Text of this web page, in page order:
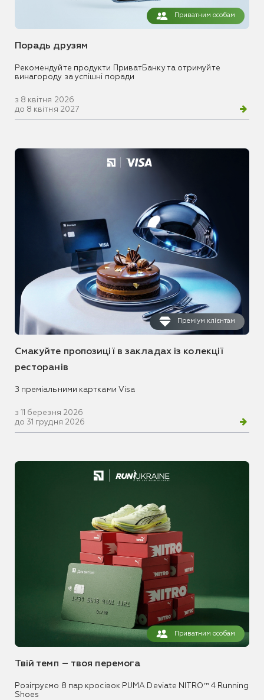
Приватним особам
Порадь друзям
Рекомендуйте продукти ПриватБанку та отримуйте
винагороду за успішні поради
з 8 квітня 2026
до 8 квітня 2027
Преміум клієнтам
Смакуйте пропозиції в закладах із колекції
ресторанів
З преміальними картками Visa
з 11 березня 2026
до 31 грудня 2026
Приватним особам
Твій темп – твоя перемога
Розігруємо 8 пар кросівок PUMA Deviate NITRO™ 4 Running
Shoes